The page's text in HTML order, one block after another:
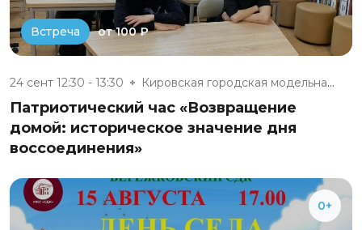
Встреча от 100 ₽
24 сент 12:30 - 13:30 Кировская городская модельная...
Патриотический час «Возвращение
домой: историческое значение дня
воссоединения»
0+